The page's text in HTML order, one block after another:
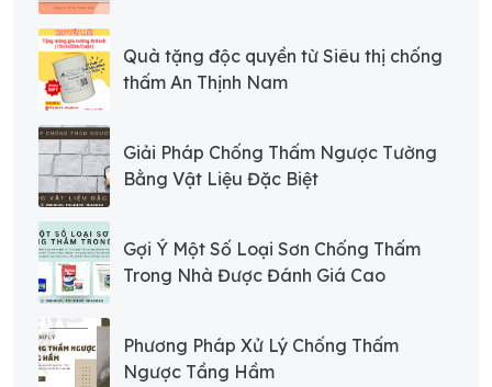
Quà tặng độc quyền từ Siêu thị chống
thấm An Thịnh Nam
Giải Pháp Chống Thấm Ngược Tường
Bằng Vật Liệu Đặc Biệt
Gợi Ý Một Số Loại Sơn Chống Thấm
Trong Nhà Được Đánh Giá Cao
Phương Pháp Xử Lý Chống Thấm
Ngược Tầng Hầm